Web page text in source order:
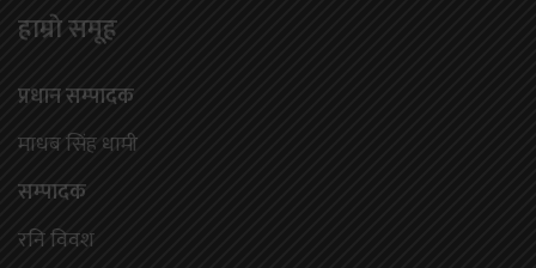
हाम्राे समूह
प्रधान सम्पादक
माधब सिंह धामी
सम्पादक
रनि विवश